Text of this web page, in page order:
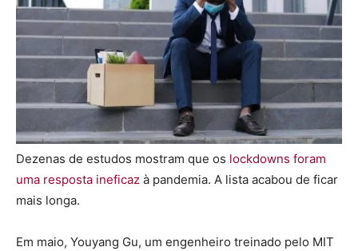
Dezenas de estudos mostram que os lockdowns foram
uma resposta ineficaz à pandemia. A lista acabou de ficar
mais longa.
Em maio, Youyang Gu, um engenheiro treinado pelo MIT